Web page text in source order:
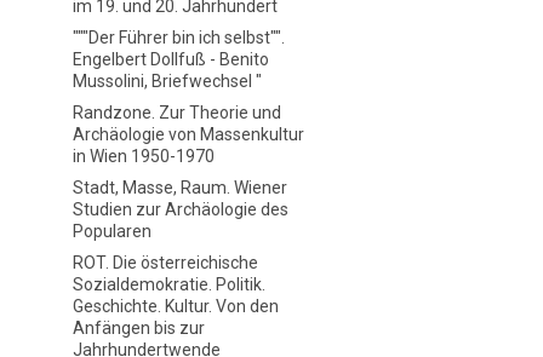
im 19. und 20. Jahrhundert
"""Der Führer bin ich selbst"".
Engelbert Dollfuß - Benito
Mussolini, Briefwechsel "
Randzone. Zur Theorie und
Archäologie von Massenkultur
in Wien 1950-1970
Stadt, Masse, Raum. Wiener
Studien zur Archäologie des
Popularen
ROT. Die österreichische
Sozialdemokratie. Politik.
Geschichte. Kultur. Von den
Anfängen bis zur
Jahrhundertwende